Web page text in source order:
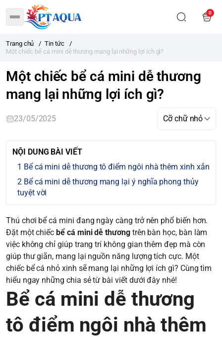
0
Trang chủ / Tin tức
/
Một chiếc bể cá mini dễ thương mang lại những lợi ích gì?
Một chiếc bể cá mini dễ thương
mang lại những lợi ích gì?
23/05/2025
NỘI DUNG BÀI VIẾT
Bể cá mini dễ thương tô điểm ngôi nhà thêm xinh xắn
Bể cá mini dễ thương mang lại ý nghĩa phong thủy
tuyệt vời
Thú chơi bể cá mini đang ngày càng trở nên phổ biến hơn.
Đặt một chiếc bể cá mini dễ thương trên bàn học, bàn làm
việc không chỉ giúp trang trí không gian thêm đẹp mà còn
giúp thư giãn, mang lại nguồn năng lượng tích cực. Một
chiếc bể cá nhỏ xinh sẽ mang lại những lợi ích gì? Cùng tìm
hiểu ngay những chia sẻ từ bài viết dưới đây nhé!
Bể cá mini dễ thương
tô điểm ngôi nhà thêm